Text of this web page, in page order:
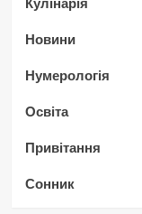
Новини
Нумерологія
Освіта
Привітання
Сонник